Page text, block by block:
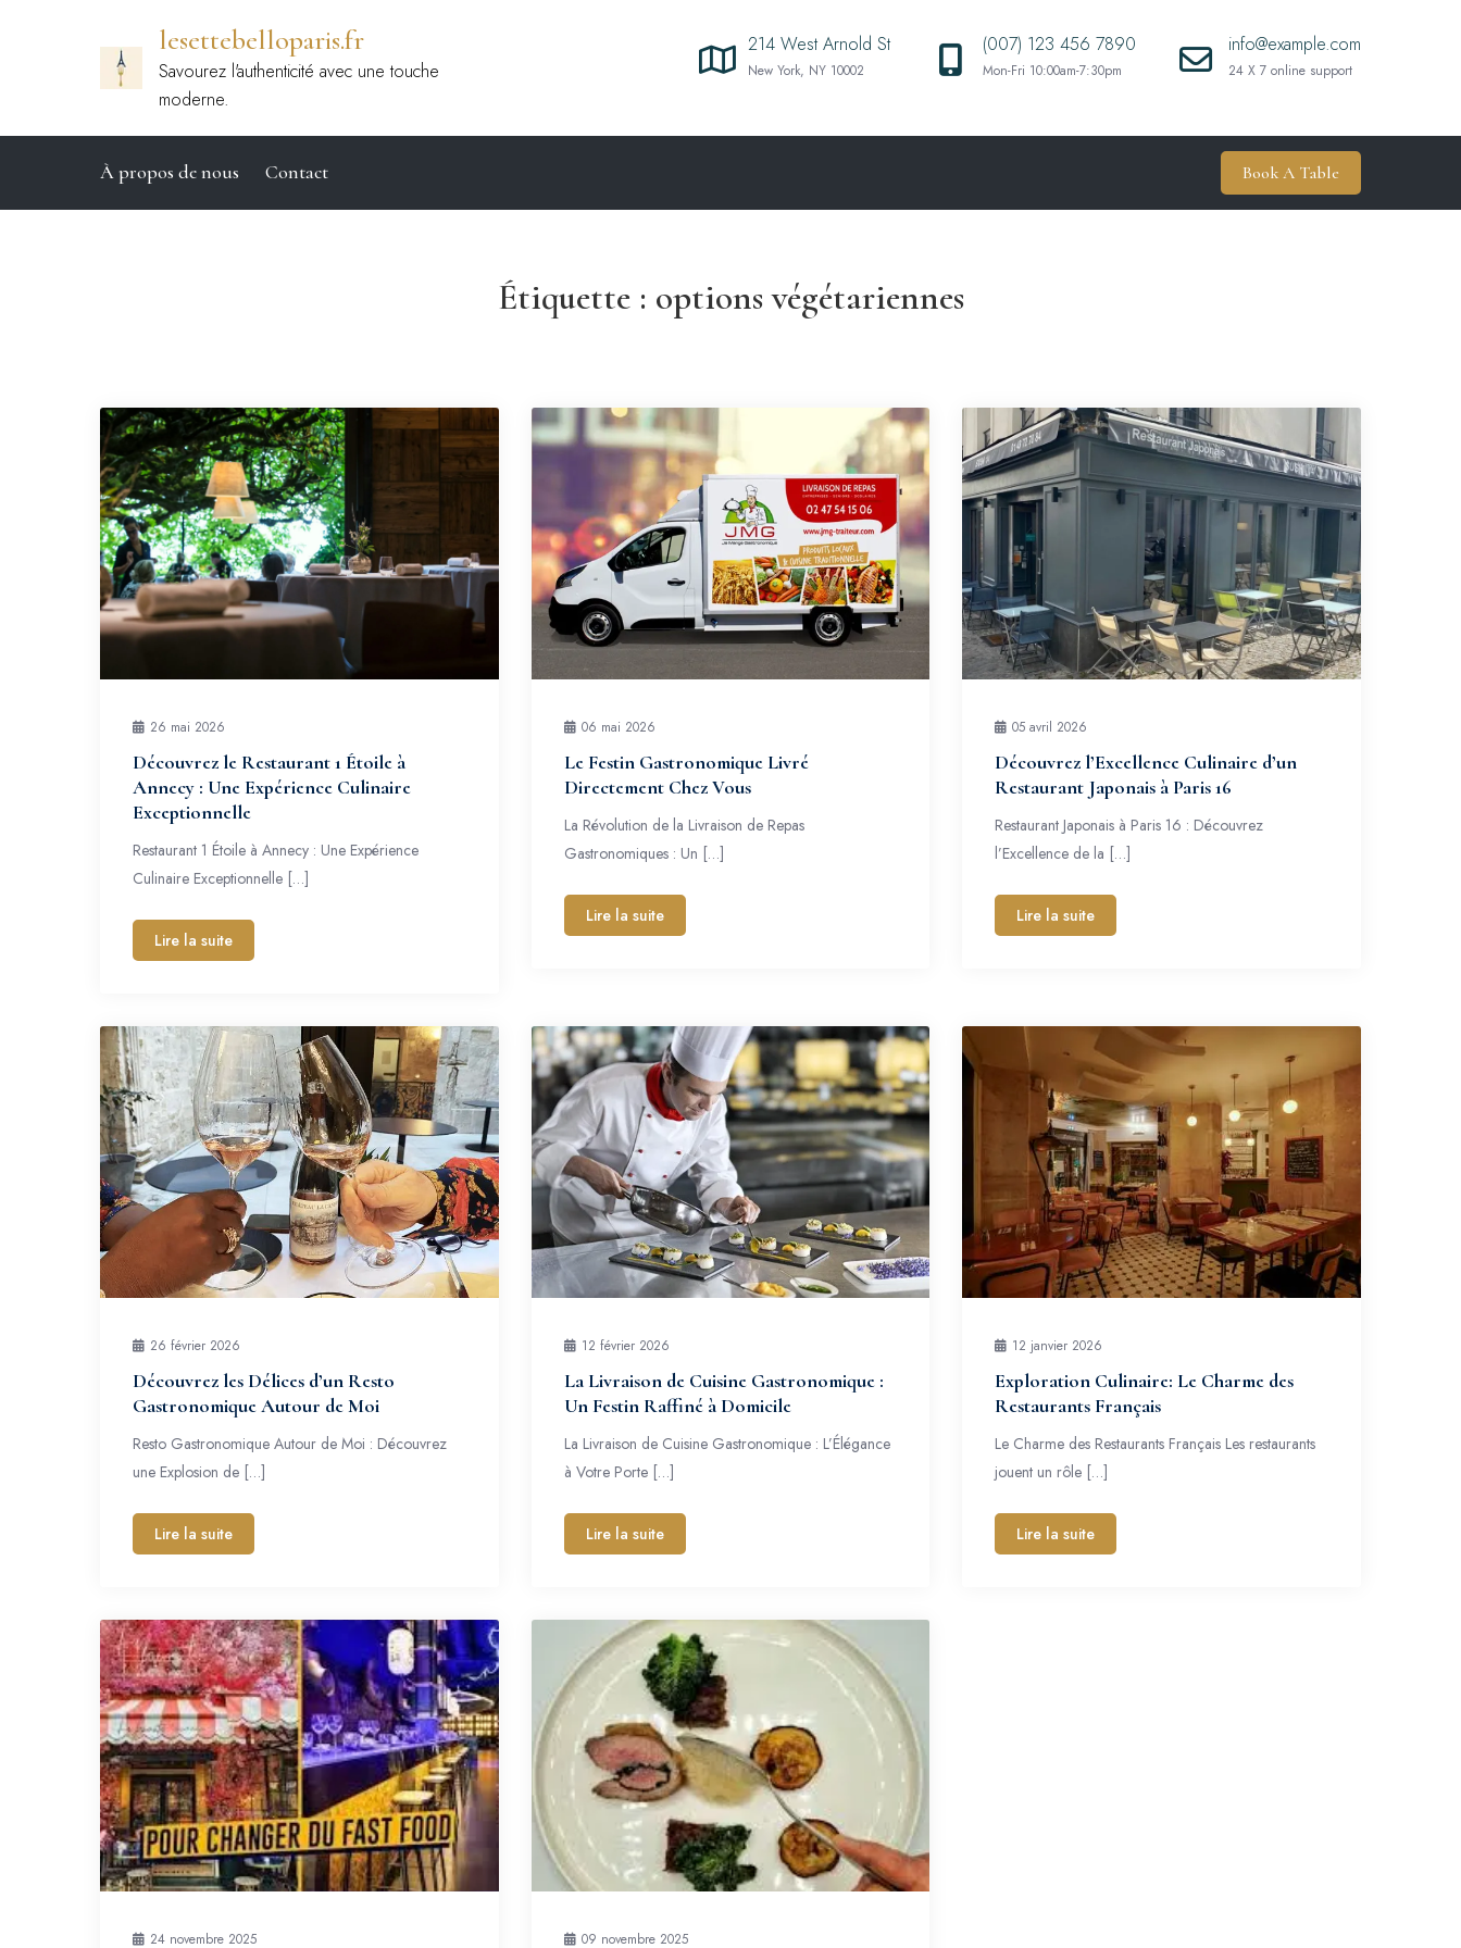
lesettebelloparis.fr
Savourez l'authenticité avec une touche
moderne.
214 West Arnold St
New York, NY 10002
(007) 123 456 7890
Mon-Fri 10:00am-7:30pm
info@example.com
24 X 7 online support
À propos de nous Contact Book A Table
Étiquette : options végétariennes
26 mai 2026
Découvrez le Restaurant 1 Étoile à
Annecy : Une Expérience Culinaire
Exceptionnelle
Restaurant 1 Étoile à Annecy : Une Expérience
Culinaire Exceptionnelle […]
Lire la suite
06 mai 2026
Le Festin Gastronomique Livré
Directement Chez Vous
La Révolution de la Livraison de Repas
Gastronomiques : Un […]
Lire la suite
05 avril 2026
Découvrez l’Excellence Culinaire d’un
Restaurant Japonais à Paris 16
Restaurant Japonais à Paris 16 : Découvrez
l’Excellence de la […]
Lire la suite
26 février 2026
Découvrez les Délices d’un Resto
Gastronomique Autour de Moi
Resto Gastronomique Autour de Moi : Découvrez
une Explosion de […]
Lire la suite
12 février 2026
La Livraison de Cuisine Gastronomique :
Un Festin Raffiné à Domicile
La Livraison de Cuisine Gastronomique : L’Élégance
à Votre Porte […]
Lire la suite
12 janvier 2026
Exploration Culinaire: Le Charme des
Restaurants Français
Le Charme des Restaurants Français Les restaurants
jouent un rôle […]
Lire la suite
24 novembre 2025 09 novembre 2025